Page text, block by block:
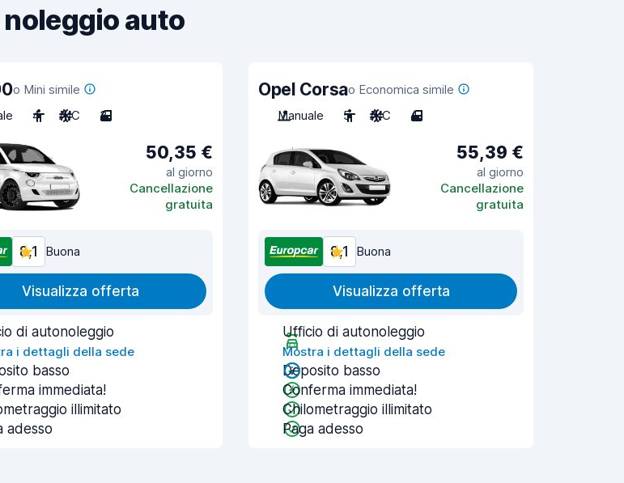
auto
o Mini simile
4 A/C 3
50,35 €
al giorno
Cancellazione
gratuita
8,1 Buona
Visualizza offerta
di autonoleggio
i dettagli della sede
basso
immediata!
illimitato
adesso
Opel Corsao Economica simile
Manuale
5 A/C 4
55,39 €
al giorno
Cancellazione
gratuita
8,1 Buona
Visualizza offerta
Ufficio di autonoleggio
Mostra i dettagli della sede
Deposito basso
Conferma immediata!
Chilometraggio illimitato
Paga adesso